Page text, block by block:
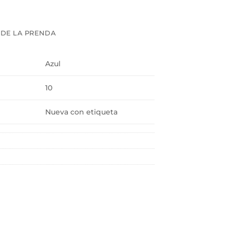
LA PRENDA
Azul
10
Nueva con etiqueta